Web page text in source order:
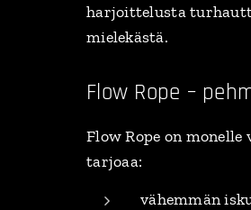
harjoittelusta
mielekästä.
Flow Rope –
Flow Rope on
tarjoaa:
vähemmän